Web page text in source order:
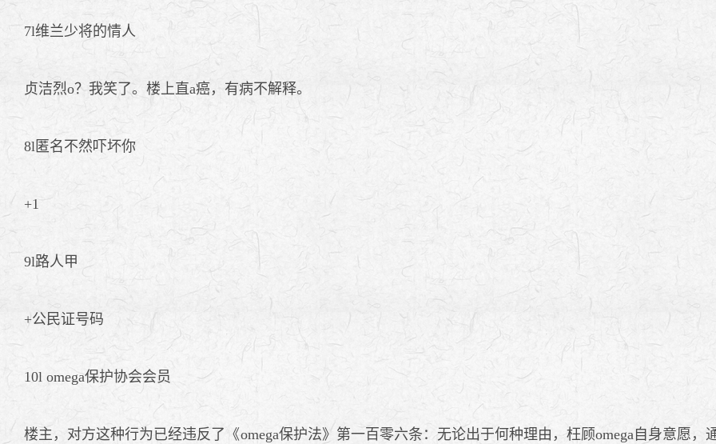
7l维兰少将的情人
贞洁烈o？我笑了。楼上直a癌，有病不解释。
8l匿名不然吓坏你
+1
9l路人甲
+公民证号码
10l omega保护协会会员
楼主，对方这种行为已经违反了《omega保护法》第一百零六条：无论出于何种理由，枉顾omega自身意愿